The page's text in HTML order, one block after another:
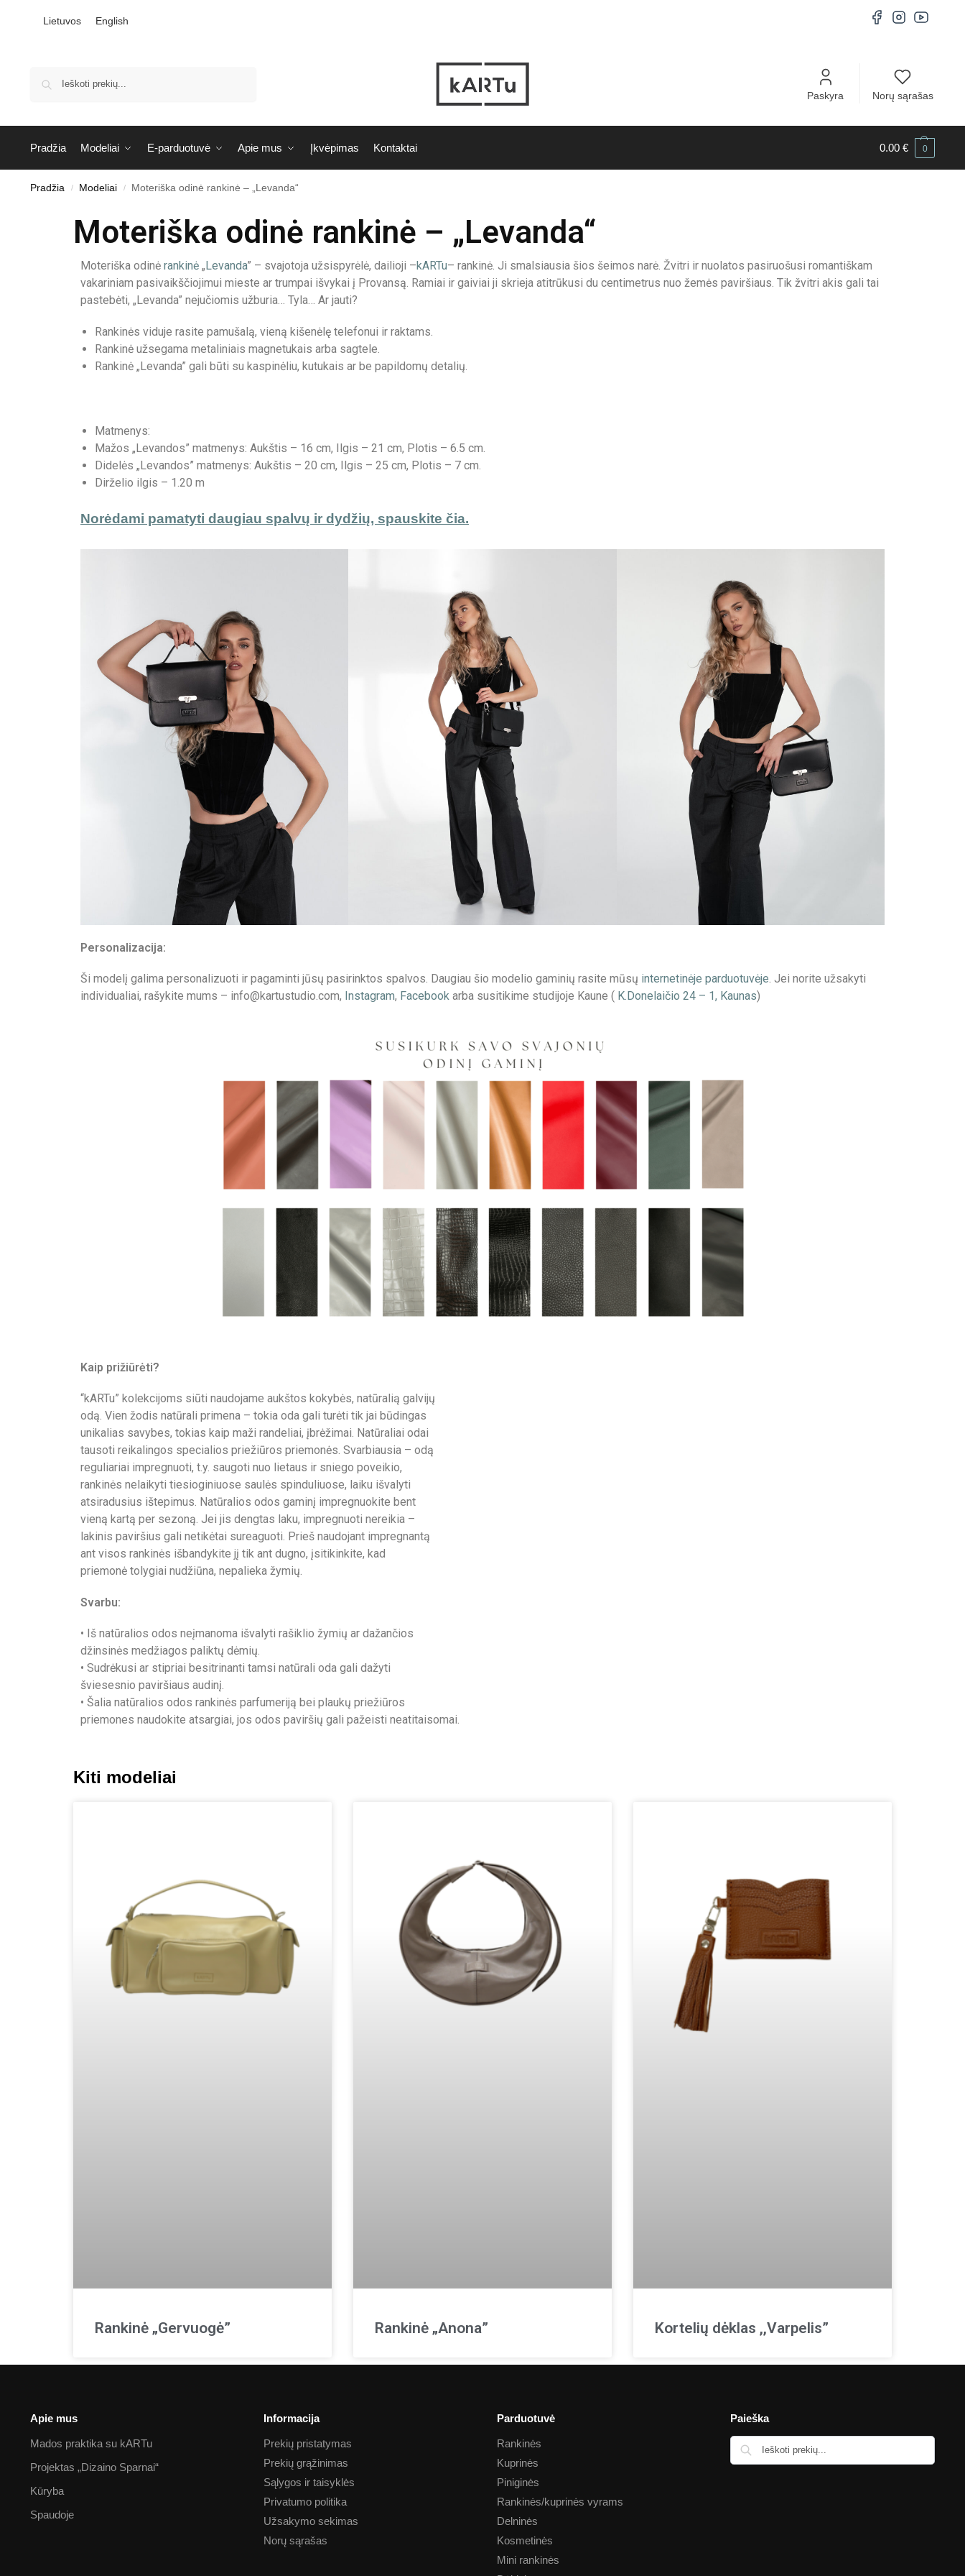
Lietuvos English
Paskyra Norų sąrašas
Pradžia Modeliai E-parduotuvė Apie mus Įkvėpimas Kontaktai 0.00€ 0
Pradžia / Modeliai / Moteriška odinė rankinė – „Levanda“
Moteriška odinė rankinė – „Levanda“
Moteriška odinė rankinė „ Levanda” – svajotoja užsispyrėlė, dailioji –kARTu– rankinė. Ji smalsiausia šios šeimos narė. Žvitri ir nuolatos pasiruošusi romantiškam
vakariniam pasivaikščiojimui mieste ar trumpai išvykai į Provansą. Ramiai ir gaiviai ji skrieja atitrūkusi du centimetrus nuo žemės paviršiaus. Tik žvitri akis gali tai
pastebėti, „Levanda” nejučiomis užburia… Tyla… Ar jauti?
Rankinės viduje rasite pamušalą, vieną kišenėlę telefonui ir raktams.
Rankinė užsegama metaliniais magnetukais arba sagtele.
Rankinė „Levanda” gali būti su kaspinėliu, kutukais ar be papildomų detalių.
Matmenys:
Mažos „Levandos” matmenys: Aukštis – 16 cm, Ilgis – 21 cm, Plotis – 6.5 cm.
Didelės „Levandos” matmenys: Aukštis – 20 cm, Ilgis – 25 cm, Plotis – 7 cm.
Dirželio ilgis – 1.20 m
Norėdami pamatyti daugiau spalvų ir dydžių, spauskite čia.
Personalizacija:
Ši modelį galima personalizuoti ir pagaminti jūsų pasirinktos spalvos. Daugiau šio modelio gaminių rasite mūsų internetinėje parduotuvėje. Jei norite užsakyti
individualiai, rašykite mums – info@kartustudio.com, Instagram, Facebook arba susitikime studijoje Kaune ( K.Donelaičio 24 – 1, Kaunas)
Kaip prižiūrėti?
“kARTu” kolekcijoms siūti naudojame aukštos kokybės, natūralią galvijų
odą. Vien žodis natūrali primena – tokia oda gali turėti tik jai būdingas
unikalias savybes, tokias kaip maži randeliai, įbrėžimai. Natūraliai odai
tausoti reikalingos specialios priežiūros priemonės. Svarbiausia – odą
reguliariai impregnuoti, t.y. saugoti nuo lietaus ir sniego poveikio,
rankinės nelaikyti tiesioginiuose saulės spinduliuose, laiku išvalyti
atsiradusius ištepimus. Natūralios odos gaminį impregnuokite bent
vieną kartą per sezoną. Jei jis dengtas laku, impregnuoti nereikia –
lakinis paviršius gali netikėtai sureaguoti. Prieš naudojant impregnantą
ant visos rankinės išbandykite jį tik ant dugno, įsitikinkite, kad
priemonė tolygiai nudžiūna, nepalieka žymių.
Svarbu:
• Iš natūralios odos neįmanoma išvalyti rašiklio žymių ar dažančios
džinsinės medžiagos paliktų dėmių.
• Sudrėkusi ar stipriai besitrinanti tamsi natūrali oda gali dažyti
šviesesnio paviršiaus audinį.
• Šalia natūralios odos rankinės parfumeriją bei plaukų priežiūros
priemones naudokite atsargiai, jos odos paviršių gali pažeisti neatitaisomai.
Kiti modeliai
Rankinė „Gervuogė” Rankinė „Anona” Kortelių dėklas ,,Varpelis”
Apie mus
Mados praktika su kARTu
Projektas „Dizaino Sparnai“
Kūryba
Spaudoje
Informacija
Prekių pristatymas
Prekių grąžinimas
Sąlygos ir taisyklės
Privatumo politika
Užsakymo sekimas
Norų sąrašas
Parduotuvė
Rankinės
Kuprinės
Piniginės
Rankinės/kuprinės vyrams
Delninės
Kosmetinės
Mini rankinės
Paieška